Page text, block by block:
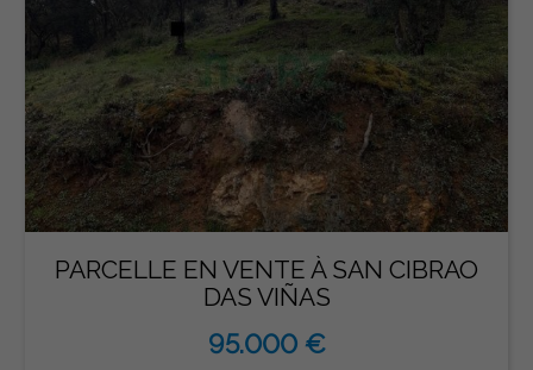
PARCELLE EN VENTE À SAN CIBRAO
DAS VIÑAS
95.000 €